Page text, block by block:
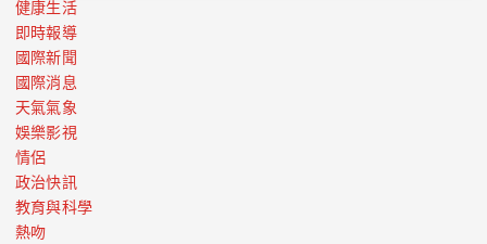
健康生活
即時報導
國際新聞
國際消息
天氣氣象
娛樂影視
情侶
政治快訊
教育與科學
熱吻